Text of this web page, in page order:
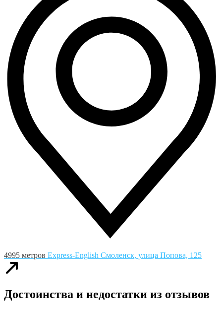
4995 метров Express-English Смоленск, улица Попова, 125
Достоинства и недостатки из отзывов